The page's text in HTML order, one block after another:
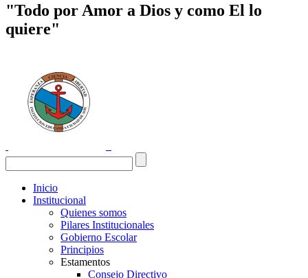
"Todo por Amor a Dios y como El lo
quiere"
Inicio
Institucional
Quienes somos
Pilares Institucionales
Gobierno Escolar
Principios
Estamentos
Consejo Directivo